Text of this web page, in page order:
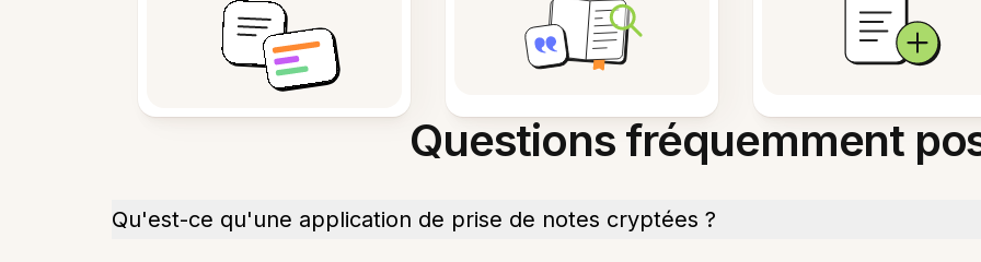
Questions fréquemment
Qu'est-ce qu'une application de prise de notes cryptées ?